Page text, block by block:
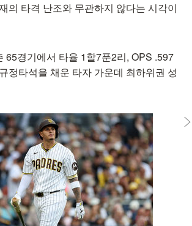
의 타격 난조와 무관하지 않다는 시각이
65경기에서 타율 1할7푼2리, OPS .597
정타석을 채운 타자 가운데 최하위권 성